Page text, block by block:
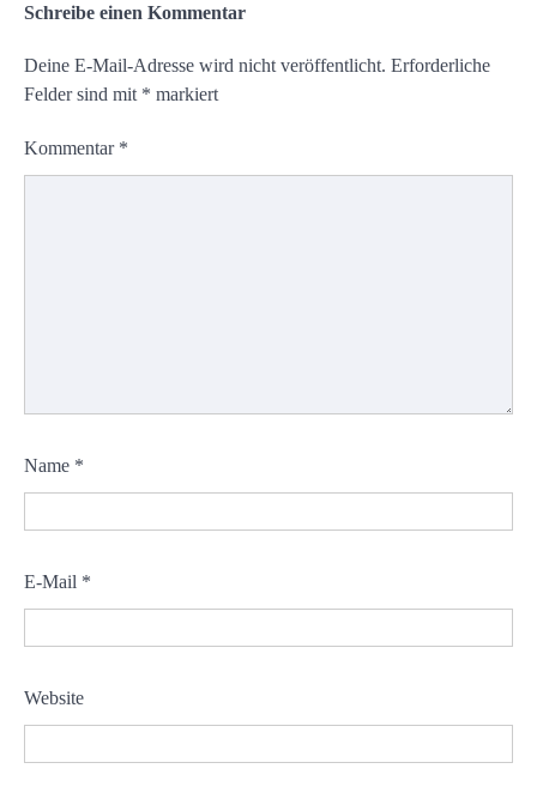
Schreibe einen Kommentar
Deine E-Mail-Adresse wird nicht veröffentlicht. Erforderliche
Felder sind mit * markiert
Kommentar *
Name *
E-Mail *
Website